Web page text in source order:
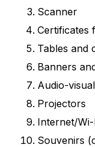
Scanner
Certificates
Tables and
Banners
Audio-
Projectors
Internet/
Souvenirs